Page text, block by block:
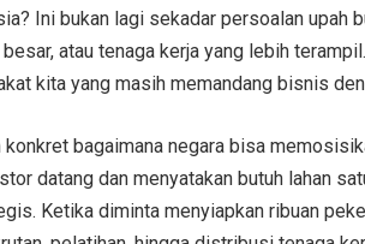
Ini bukan lagi sekadar persoalan upah
atau tenaga kerja yang lebih
kita yang masih memandang bisnis
bagaimana negara bisa
datang dan menyatakan butuh lahan
Ketika diminta menyiapkan ribuan